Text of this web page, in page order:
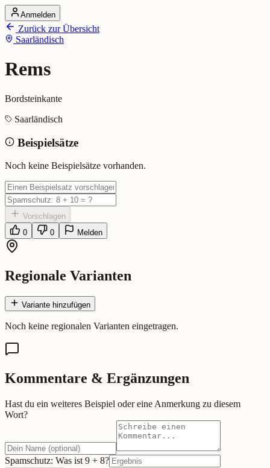
Startseite
Alle Dialekte
Dialekte vergleichen
Ranking
Rems (Saarländisch)
Bedeutung: Bordsteinkante
Eingereicht von: Mundwerk Team
Anmelden
Zurück zur Übersicht
Saarländisch
Rems
Bordsteinkante
Saarländisch
Beispielsätze
Noch keine Beispielsätze vorhanden.
Vorschlagen
0
0 Melden
Regionale Varianten
Variante hinzufügen
Noch keine regionalen Varianten eingetragen.
Kommentare & Ergänzungen
Hast du ein weiteres Beispiel oder eine Anmerkung zu diesem
Wort?
Spamschutz: Was ist 9 + 8?